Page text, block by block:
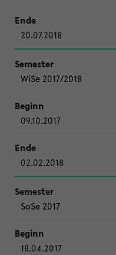
20.07.2018
WiSe 2017/2018
09.10.2017
02.02.2018
SoSe 2017
18.04.2017